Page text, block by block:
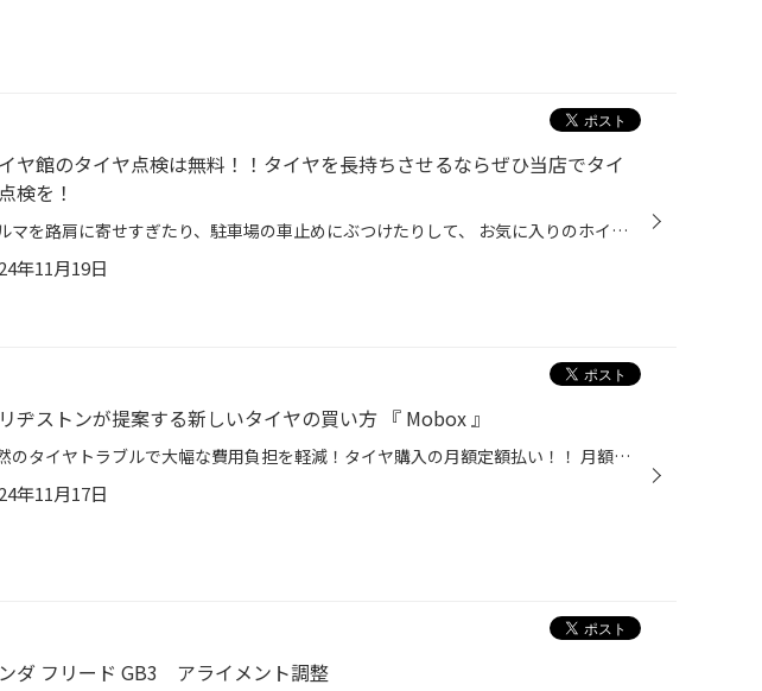
ヤ館のタイヤ点検は無料！！タイヤを長持ちさせるならぜひ当店でタイ
検を！
クルマを路肩に寄せすぎたり、駐車場の車止めにぶつけたりして、 お気に入りのホイールを傷つけてしまったという経験は、多くの方がお持ちなのではないでしょうか。 とっても残念な気持ちになりますが、そんなときタイヤも気にかけていらっしゃいますか？ また、タイヤの“見える側”にはワックスをき...
年11月19日
ヂストンが提案する新しいタイヤの買い方 『 Mobox 』
突然のタイヤトラブルで大幅な費用負担を軽減！タイヤ購入の月額定額払い！！ 月額定額払い『 Mobox 』とは？ タイヤとメンテナンスが月額定額で利用できる サブスクリプションサービスです。 タイヤの購入時の急な費用負担の軽減ができ、 パンク補償などのサービスも充実した購入プランです。 ● ▲ ...
年11月17日
ダ フリード GB3 アライメント調整